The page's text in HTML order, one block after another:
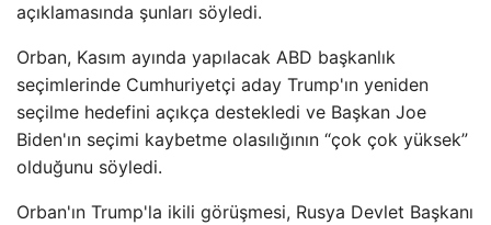
açıklamasında şunları söyledi.
Orban, Kasım ayında yapılacak ABD başkanlık
seçimlerinde Cumhuriyetçi aday Trump'ın yeniden
seçilme hedefini açıkça destekledi ve Başkan Joe
Biden'ın seçimi kaybetme olasılığının “çok çok yüksek”
olduğunu söyledi.
Orban'ın Trump'la ikili görüşmesi, Rusya Devlet Başkanı